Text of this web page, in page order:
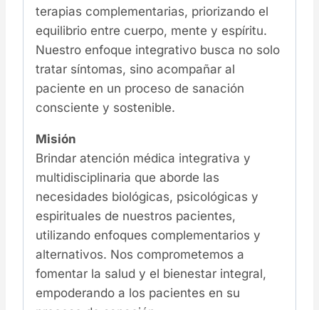
terapias complementarias, priorizando el
equilibrio entre cuerpo, mente y espíritu.
Nuestro enfoque integrativo busca no solo
tratar síntomas, sino acompañar al
paciente en un proceso de sanación
consciente y sostenible.
Misión
Brindar atención médica integrativa y
multidisciplinaria que aborde las
necesidades biológicas, psicológicas y
espirituales de nuestros pacientes,
utilizando enfoques complementarios y
alternativos. Nos comprometemos a
fomentar la salud y el bienestar integral,
empoderando a los pacientes en su